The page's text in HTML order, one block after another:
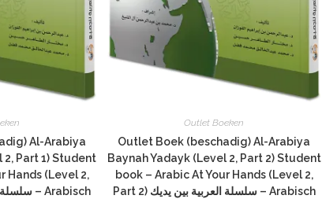
Al-Arabiya
2, Part 1) Student
Hands (Level 2,
Outlet Boeken
Outlet Boek (beschadig) Al-Arabiya
Baynah Yadayk (Level 2, Part 2) Student
book – Arabic At Your Hands (Level 2,
Part 2) سلسلة العربية بين يديك – Arabisch